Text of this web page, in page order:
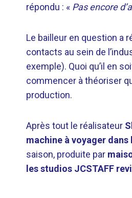
répondu : « Pas encore
Le bailleur en question a
contacts au sein de
exemple). Quoi qu’il en
commencer à théoriser
production.
Après tout le réalisateur
machine à voyager dans
saison, produite par
les studios JCSTAFF